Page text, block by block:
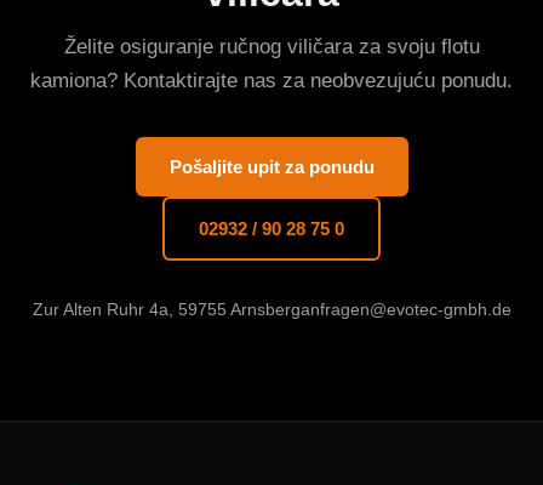
Želite osiguranje ručnog viličara za svoju flotu
kamiona? Kontaktirajte nas za neobvezujuću ponudu.
Pošaljite upit za ponudu
02932 / 90 28 75 0
Zur Alten Ruhr 4a, 59755 Arnsberganfragen@evotec-gmbh.de